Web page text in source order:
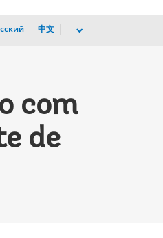
中文 dropdown
com
de